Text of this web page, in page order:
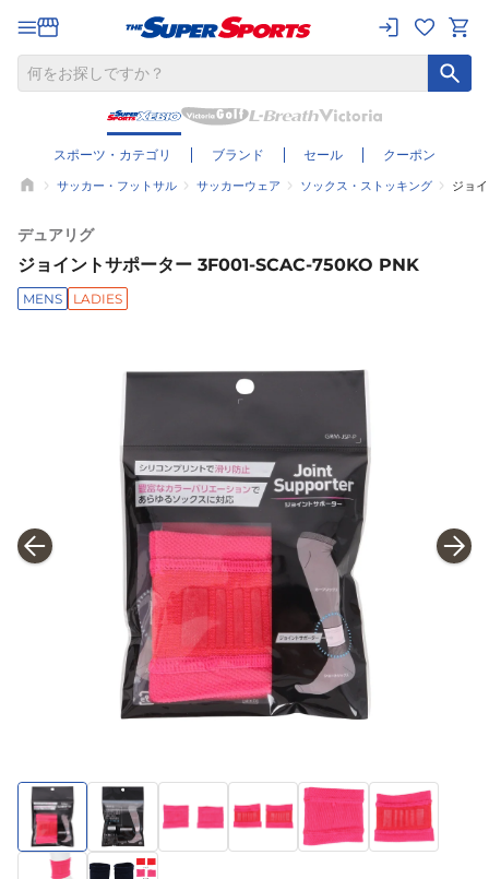
スポーツ・カテゴリ ブランド セール クーポン
サッカー・フットサル サッカーウェア ソックス・ストッキング ジョ
デュアリグ
ジョイントサポーター 3F001-SCAC-750KO PNK
MENS LADIES